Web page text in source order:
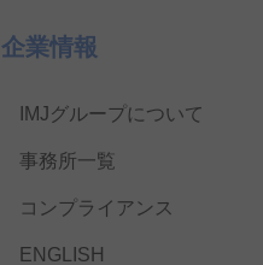
企業情報
IMJグループについて
事務所一覧
コンプライアンス
ENGLISH